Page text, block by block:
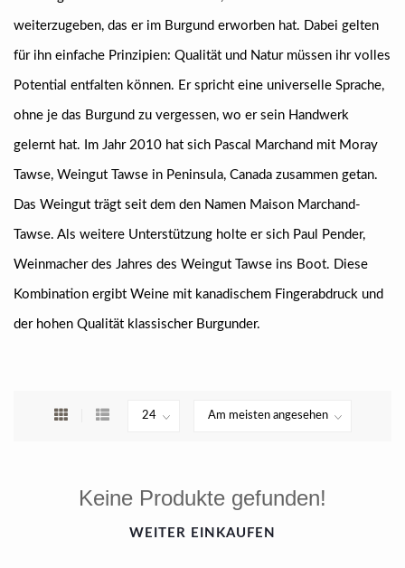
weiterzugeben, das er im Burgund erworben hat. Dabei gelten
für ihn einfache Prinzipien: Qualität und Natur müssen ihr volles
Potential entfalten können. Er spricht eine universelle Sprache,
ohne je das Burgund zu vergessen, wo er sein Handwerk
gelernt hat. Im Jahr 2010 hat sich Pascal Marchand mit Moray
Tawse, Weingut Tawse in Peninsula, Canada zusammen getan.
Das Weingut trägt seit dem den Namen Maison Marchand-
Tawse. Als weitere Unterstützung holte er sich Paul Pender,
Weinmacher des Jahres des Weingut Tawse ins Boot. Diese
Kombination ergibt Weine mit kanadischem Fingerabdruck und
der hohen Qualität klassischer Burgunder.
Keine Produkte gefunden!
WEITER EINKAUFEN